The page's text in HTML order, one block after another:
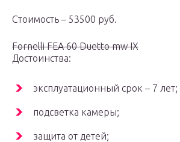
Стоимость – 53500 руб.
Fornelli FEA 60 Duetto mw IX
Достоинства:
эксплуатационный срок – 7 лет;
подсветка камеры;
защита от детей;